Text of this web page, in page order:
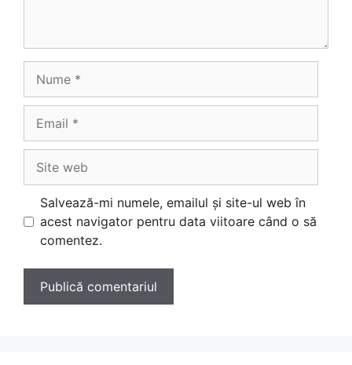
web
Salvează-mi numele, emailul și site-ul web în
acest navigator pentru data viitoare când o să
comentez.